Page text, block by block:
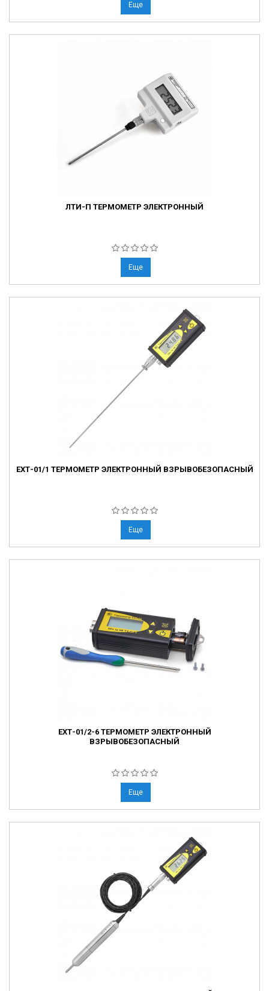
Еще
ЛТИ-П ТЕРМОМЕТР ЭЛЕКТРОННЫЙ
Еще
ЕХТ-01/1 ТЕРМОМЕТР ЭЛЕКТРОННЫЙ ВЗРЫВОБЕЗОПАСНЫЙ
Еще
ЕХТ-01/2-6 ТЕРМОМЕТР ЭЛЕКТРОННЫЙ
ВЗРЫВОБЕЗОПАСНЫЙ
Еще